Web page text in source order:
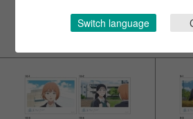
NEW
Switch language